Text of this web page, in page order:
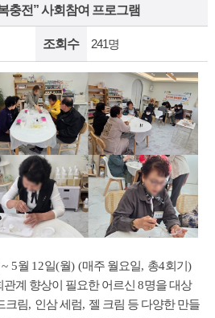
충전” 사회참여 프로그램
조회수 241명
5월 12일(월) (매주 월요일, 총4회기 )
계 향상이 필요한 어르신 8명을 대상
크림, 인삼 세럼, 젤 크림 등 다양한 만들